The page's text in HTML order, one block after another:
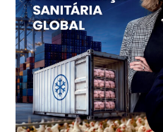
R$ 156,33
cx
Ovo Branco - Regional
Bastos (SP)
R$ 134,40
cx
Ovo Vermelho - Regional